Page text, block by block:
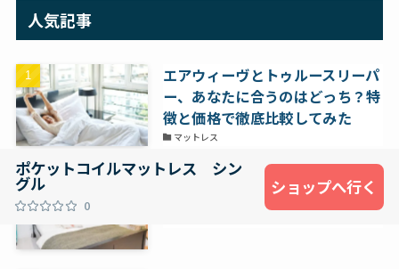
ポケットコイルマットレス シン
グル
0
ショップへ行く
人気記事
エアウィーヴとトゥルースリーパ
ー、あなたに合うのはどっち？特
徴と価格で徹底比較してみた
マットレス
マットレスはどこで買うべき？店
舗と通販のメリット・デメリット